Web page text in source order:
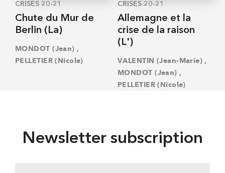
CRISES 20-21
Chute du Mur de
Berlin (La)
MONDOT (Jean) ,
PELLETIER (Nicole)
CRISES 20-21
Allemagne et la
crise de la raison
(L')
VALENTIN (Jean-Marie) ,
MONDOT (Jean) ,
PELLETIER (Nicole)
Newsletter subscription